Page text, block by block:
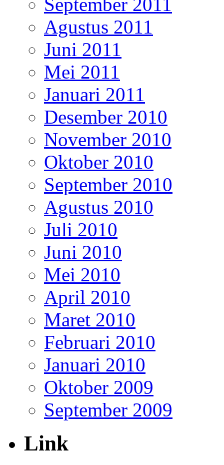
Agustus 2011
Juni 2011
Mei 2011
Januari 2011
Desember 2010
November 2010
Oktober 2010
September 2010
Agustus 2010
Juli 2010
Juni 2010
Mei 2010
April 2010
Maret 2010
Februari 2010
Januari 2010
Oktober 2009
September 2009
Link